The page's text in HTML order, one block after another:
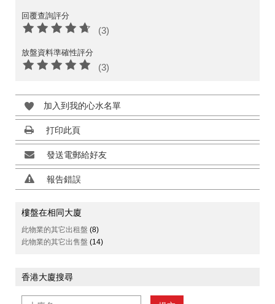
回覆查詢評分
(3)
放盤資料準確性評分
(3)
加入到我的心水名單
打印此頁
發送電郵給好友
報告錯誤
樓盤在相同大廈
此物業的其它出租盤 (8)
此物業的其它出售盤 (14)
香港大廈搜尋